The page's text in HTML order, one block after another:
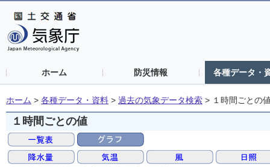
ホーム 防災情報 各種データ・
ホーム > 各種データ・資料 > 過去の気象データ検索 > １時間ごとの
１時間ごとの値